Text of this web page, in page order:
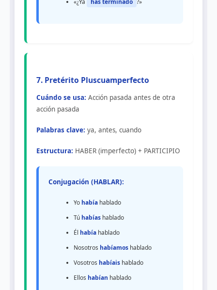
«¿Ya has terminado ?»
7. Pretérito Pluscuamperfecto
Cuándo se usa: Acción pasada antes de otra
acción pasada
Palabras clave: ya, antes, cuando
Estructura: HABER (imperfecto) + PARTICIPIO
Conjugación (HABLAR):
Yo había hablado
Tú habías hablado
Él había hablado
Nosotros habíamos hablado
Vosotros habíais hablado
Ellos habían hablado